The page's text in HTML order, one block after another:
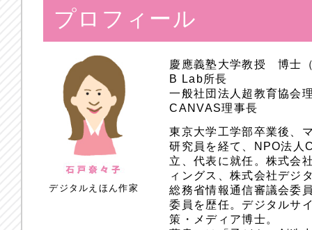
プロフィール
デジタルえほん作家
慶應義塾大学教授 博士
B Lab所長
一般社団法人超教育協会
CANVAS理事長
東京大学工学部卒業後、
研究員を経て、NPO法人
立、代表に就任。株式会
ィングス、株式会社デジ
総務省情報通信審議会委
委員を歴任。デジタルサ
策・メディア博士。